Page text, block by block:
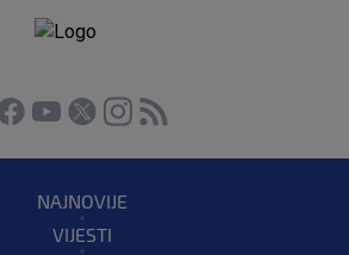
NAJNOVIJE
VIJESTI